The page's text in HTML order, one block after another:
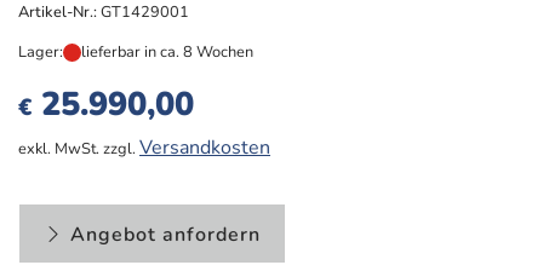
Artikel-Nr.:GT1429001
Lager:
lieferbar in ca. 8 Wochen
€ 25.990,00
exkl. MwSt. zzgl. Versandkosten
Angebot anfordern